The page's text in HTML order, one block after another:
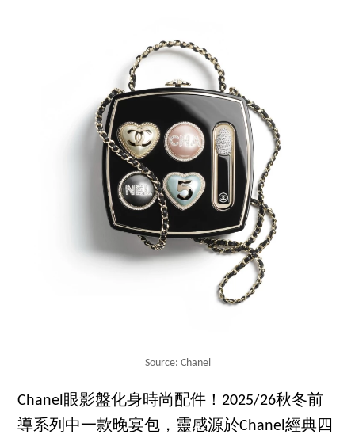
Source: Chanel
Chanel眼影盤化身時尚配件！2025/26秋冬前
導系列中一款晚宴包，靈感源於Chanel經典四